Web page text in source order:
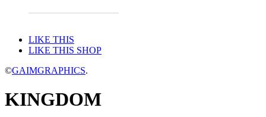
LIKE THIS
LIKE THIS SHOP
©GAIMGRAPHICS.
KINGDOM